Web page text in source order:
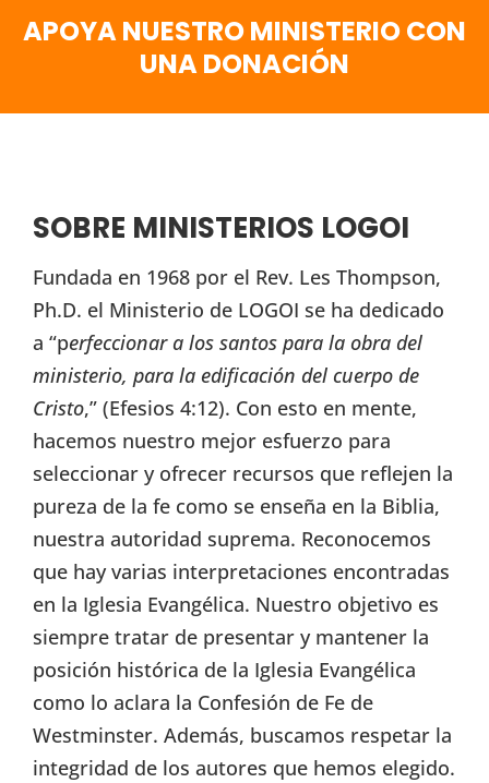
APOYA NUESTRO MINISTERIO CON
UNA DONACIÓN
SOBRE MINISTERIOS LOGOI
Fundada en 1968 por el Rev. Les Thompson,
Ph.D. el Ministerio de LOGOI se ha dedicado
a “perfeccionar a los santos para la obra del
ministerio, para la edificación del cuerpo de
Cristo,” (Efesios 4:12). Con esto en mente,
hacemos nuestro mejor esfuerzo para
seleccionar y ofrecer recursos que reflejen la
pureza de la fe como se enseña en la Biblia,
nuestra autoridad suprema. Reconocemos
que hay varias interpretaciones encontradas
en la Iglesia Evangélica. Nuestro objetivo es
siempre tratar de presentar y mantener la
posición histórica de la Iglesia Evangélica
como lo aclara la Confesión de Fe de
Westminster. Además, buscamos respetar la
integridad de los autores que hemos elegido.